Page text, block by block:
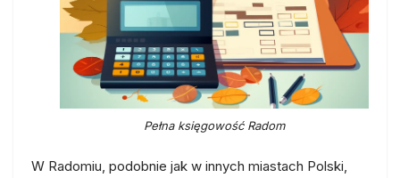
Pełna księgowość Radom
W Radomiu, podobnie jak w innych miastach Polski,